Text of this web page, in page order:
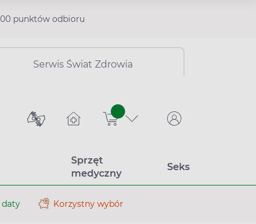
punktów odbioru
Serwis Świat Zdrowia
sztuk
Sprzęt
medyczny
Seks
daty Korzystny wybór